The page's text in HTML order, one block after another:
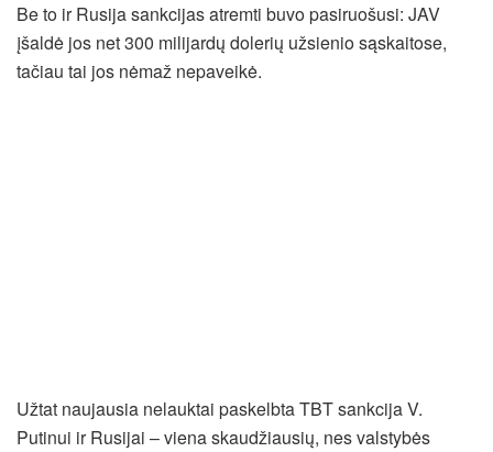
Be to ir Rusija sankcijas atremti buvo pasiruošusi: JAV
įšaldė jos net 300 milijardų dolerių užsienio sąskaitose,
tačiau tai jos nėmaž nepaveikė.
Užtat naujausia nelauktai paskelbta TBT sankcija V.
Putinui ir Rusijai – viena skaudžiausių, nes valstybės